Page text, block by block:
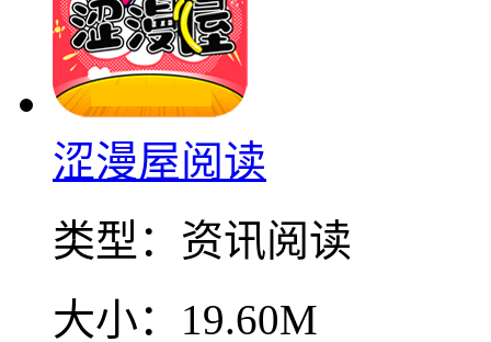
涩漫屋阅读
类型： 资讯阅读
大小： 19.60M